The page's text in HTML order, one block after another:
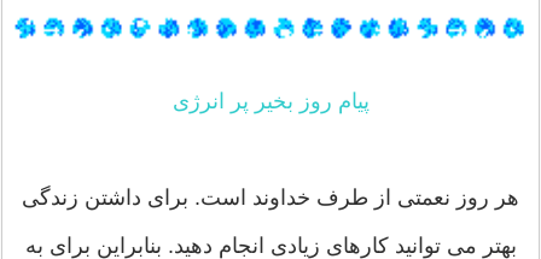
پیام روز بخیر پر انرژی
هر روز نعمتی از طرف خداوند است. برای داشتن زندگی
بهتر می توانید کارهای زیادی انجام دهید. بنابراین برای به